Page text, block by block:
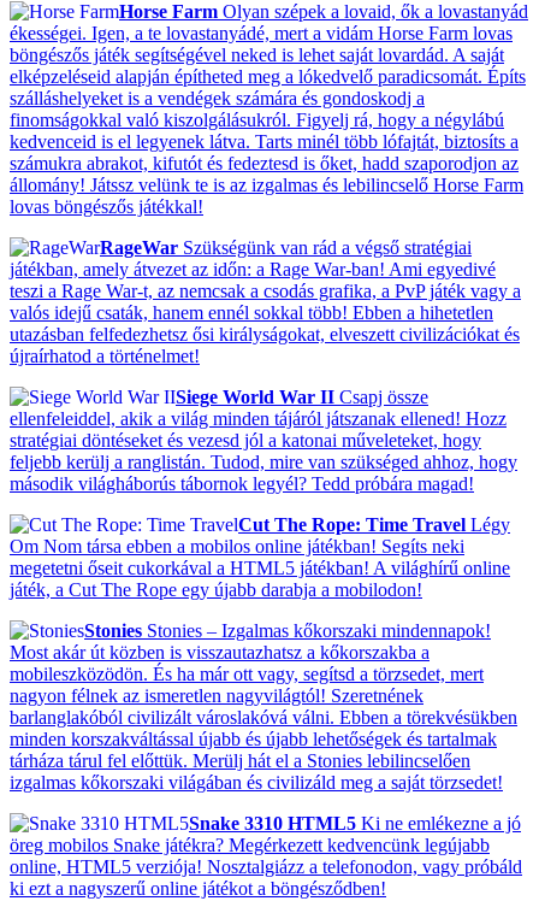
Horse Farm Olyan szépek a lovaid, ők a lovastanyád
ékességei. Igen, a te lovastanyádé, mert a vidám Horse Farm lovas
böngészős játék segítségével neked is lehet saját lovardád. A saját
elképzeléseid alapján építheted meg a lókedvelő paradicsomát. Építs
szálláshelyeket is a vendégek számára és gondoskodj a
finomságokkal való kiszolgálásukról. Figyelj rá, hogy a négylábú
kedvenceid is el legyenek látva. Tarts minél több lófajtát, biztosíts a
számukra abrakot, kifutót és fedeztesd is őket, hadd szaporodjon az
állomány! Játssz velünk te is az izgalmas és lebilincselő Horse Farm
lovas böngészős játékkal!
RageWar Szükségünk van rád a végső stratégiai
játékban, amely átvezet az időn: a Rage War-ban! Ami egyedivé
teszi a Rage War-t, az nemcsak a csodás grafika, a PvP játék vagy a
valós idejű csaták, hanem ennél sokkal több! Ebben a hihetetlen
utazásban felfedezhetsz ősi királyságokat, elveszett civilizációkat és
újraírhatod a történelmet!
Siege World War II Csapj össze
ellenfeleiddel, akik a világ minden tájáról játszanak ellened! Hozz
stratégiai döntéseket és vezesd jól a katonai műveleteket, hogy
feljebb kerülj a ranglistán. Tudod, mire van szükséged ahhoz, hogy
második világháborús tábornok legyél? Tedd próbára magad!
Cut The Rope: Time Travel Légy
Om Nom társa ebben a mobilos online játékban! Segíts neki
megetetni őseit cukorkával a HTML5 játékban! A világhírű online
játék, a Cut The Rope egy újabb darabja a mobilodon!
Stonies Stonies – Izgalmas kőkorszaki mindennapok!
Most akár út közben is visszautazhatsz a kőkorszakba a
mobileszközödön. És ha már ott vagy, segítsd a törzsedet, mert
nagyon félnek az ismeretlen nagyvilágtól! Szeretnének
barlanglakóból civilizált városlakóvá válni. Ebben a törekvésükben
minden korszakváltással újabb és újabb lehetőségek és tartalmak
tárháza tárul fel előttük. Merülj hát el a Stonies lebilincselően
izgalmas kőkorszaki világában és civilizáld meg a saját törzsedet!
Snake 3310 HTML5 Ki ne emlékezne a jó
öreg mobilos Snake játékra? Megérkezett kedvencünk legújabb
online, HTML5 verziója! Nosztalgiázz a telefonodon, vagy próbáld
ki ezt a nagyszerű online játékot a böngésződben!